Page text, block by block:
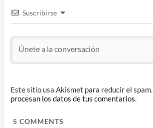
Suscribirse
Este sitio usa Akismet para reducir el spam.
procesan los datos de tus comentarios.
5 COMMENTS